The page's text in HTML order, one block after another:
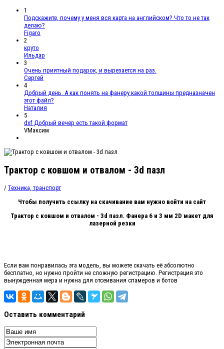
1
Подскажите, почему у меня вся карта на английском? Что то не так
делаю?
Figaro
2
круто
Ильдар
3
Очень приятный подарок, и вырезается на раз.
Сергей
4
Добрый день. А как понять на фанеру какой толщины предназначен
этот файл?
Наталия
5
dxf Добрый вечер есть такой формат
VМаксим
Трактор с ковшом и отвалом - 3d пазл
/ Техника, транспорт
Чтобы получить ссылку на скачивание вам нужно войти на сайт
Трактор с ковшом и отвалом - 3d пазл. Фанера 6 и 3 мм 2D макет для
лазерной резки
Если вам понравилась эта модель, вы можете скачать её абсолютно
бесплатно, но нужно пройти не сложную регистрацию. Регистрация это
вынужденная мера и нужна для отсеивания спамеров и ботов
Оставить комментарий